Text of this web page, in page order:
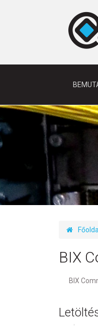
Főoldal
BIX
BIX